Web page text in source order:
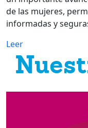
de las mujeres,
informadas y
Leer